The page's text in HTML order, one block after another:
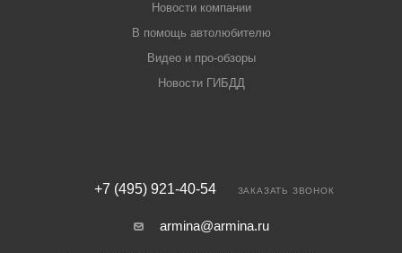
Новости компании
В помощь автолюбителю
Видео и про-обзоры
Новости ГИБДД
+7 (495) 921-40-54 ЗАКАЗАТЬ ЗВОНОК
armina@armina.ru